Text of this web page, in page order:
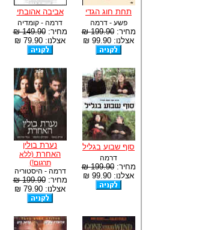
תחת חוג הגדי
פשע - דרמה
מחיר:199.90 ₪
אצלנו: 99.90 ₪
אביבה אהובתי
דרמה - קומדיה
מחיר:149.90 ₪
אצלנו: 79.90 ₪
סוף שבוע בגליל
דרמה
מחיר:199.90 ₪
אצלנו: 99.90 ₪
נערת בולין
האחרת (ללא
תרגום!)
דרמה - היסטוריה
מחיר:199.90 ₪
אצלנו: 79.90 ₪